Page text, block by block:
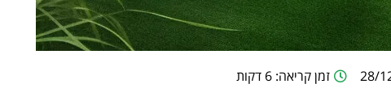
זמן קריאה: 6 דקות